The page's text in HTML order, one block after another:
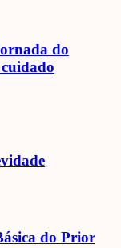
do
do Prior